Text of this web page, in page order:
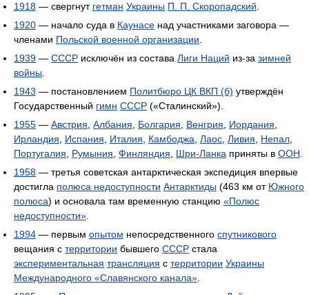
1918 — свергнут гетман Украины П. П. Скоропадский
1920 — начало суда в Каунасе над участниками заговора —
членами Польской военной организации
1939 — СССР исключён из состава Лиги Наций из-за зимней
войны
1943 — постановлением Политбюро ЦК ВКП (б) утверждён
Государственный гимн СССР («Сталинский»).
1955 — Австрия Албания Болгария Венгрия Иордания
Ирландия
Испания Италия Камбоджа Лаос Ливия Непал
Португалия
Румыния Финляндия Шри-Ланка приняты в ООН
1958 — третья советская антарктическая экспедиция впервые
достигла полюса недоступности Антарктиды (463 км от Южного
полюса) и основала там временную станцию «Полюс
недоступности»
1994 — первым опытом непосредственного спутникового
вещания с территории бывшего СССР стала
экспериментальная трансляция с территории Украины
Международного «Славянского канала»